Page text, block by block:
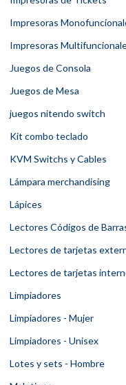
Impresoras
Impresoras
Juegos de Consola
Juegos de Mesa
juegos nitendo switch
Kit combo teclado
KVM Switchs y Cables
Lámpara merchandising
Lápices
Lectores Códigos de
Lectores de tarjetas
Lectores de tarjetas
Limpiadores
Limpiadores - Mujer
Limpiadores - Unisex
Lotes y sets - Hombre